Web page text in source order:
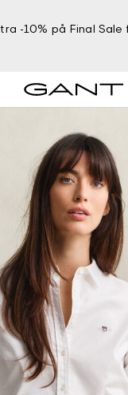
-10% på Final Sale